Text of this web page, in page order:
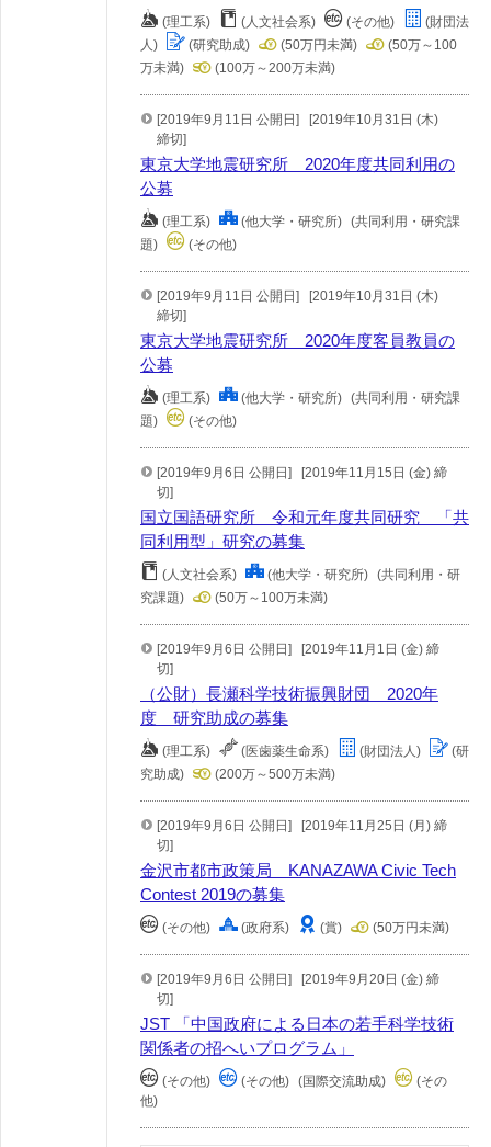
(理工系) (人文社会系) (その他)
(財団法
人)
(研究助成) (50万円未満)
(50万～100
万未満)
(100万～200万未満)
[2019年9月11日 公開日]
[2019年10月31日 (木)
締切]
東京大学地震研究所 2020年度共同利用の
公募
(理工系) (他大学・研究所) (共同利用・研究課
題)
(その他)
[2019年9月11日 公開日]
[2019年10月31日 (木)
締切]
東京大学地震研究所 2020年度客員教員の
公募
(理工系) (他大学・研究所) (共同利用・研究課
題)
(その他)
[2019年9月6日 公開日]
[2019年11月15日 (金) 締
切]
国立国語研究所 令和元年度共同研究 「共
同利用型」研究の募集
(人文社会系) (他大学・研究所) (共同利用・研
究課題)
(50万～100万未満)
[2019年9月6日 公開日]
[2019年11月1日 (金) 締
切]
（公財）長瀬科学技術振興財団 2020年
度 研究助成の募集
(理工系) (医歯薬生命系) (財団法人)
(研
究助成)
(200万～500万未満)
[2019年9月6日 公開日]
[2019年11月25日 (月) 締
切]
金沢市都市政策局 KANAZAWA Civic Tech
Contest 2019の募集
(その他) (政府系) (賞) (50万円未満)
[2019年9月6日 公開日]
[2019年9月20日 (金) 締
切]
JST 「中国政府による日本の若手科学技術
関係者の招へいプログラム」
(その他) (その他) (国際交流助成)
(その
他)